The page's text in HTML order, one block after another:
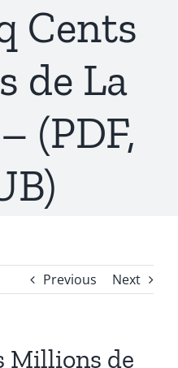
Cents
de La
(PDF,
Previous Next
Millions de